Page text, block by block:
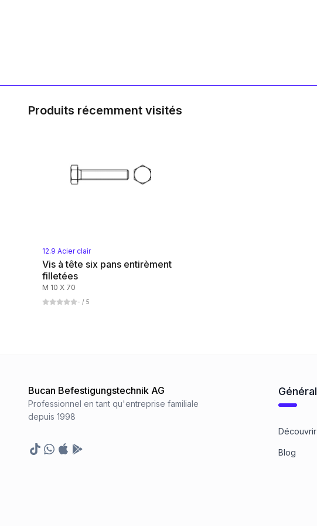
Produits récemment visités
12.9 Acier clair
Vis à tête six pans entirèment
filletées
M 10 X 70
- / 5
Bucan Befestigungstechnik AG
Professionnel en tant qu'entreprise familiale
depuis 1998
TikTokWhatsapp
Appstore
Google Play Store
Général
Découvrir
Blog